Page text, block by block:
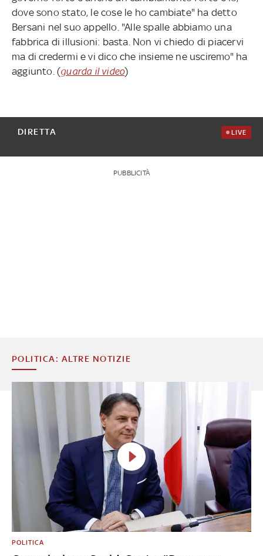
dove sono stato, le cose le ho cambiate" ha detto
Bersani nel suo appello. "Alle spalle abbiamo una
fabbrica di illusioni: basta. Non vi chiedo di piacervi
ma di credermi e vi dico che insieme ne usciremo" ha
aggiunto. (guarda il video)
DIRETTA LIVE
PUBBLICITÀ
POLITICA: ALTRE NOTIZIE
POLITICA